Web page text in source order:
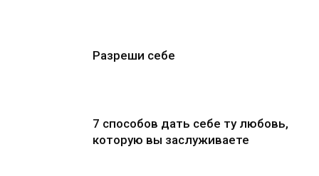
Разреши себе
7 способов дать себе ту любовь,
которую вы заслуживаете